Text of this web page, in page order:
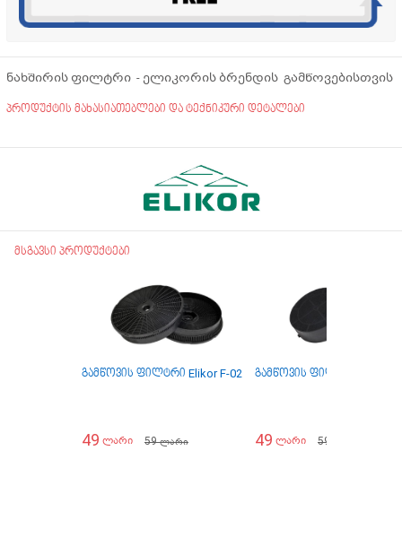
ნახშირის ფილტრი - ელიკორის ბრენდის გამწოვებისთვის
პროდუქტის მახასიათებლები და ტექნიკური დეტალები
მსგავსი პროდუქტები
გამწოვის ფილტრი Elikor F-02
49 ლარი 59ლარი
გამწოვის ფილტრი Elikor
49 ლარი 59